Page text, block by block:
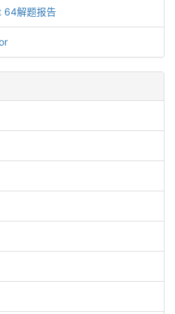
64解题报告